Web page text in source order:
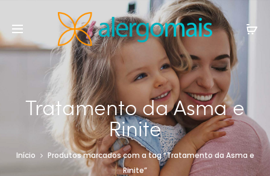
Tratamento da Asma e
Rinite
Início
Produtos marcados com a tag “Tratamento da Asma e
Rinite”